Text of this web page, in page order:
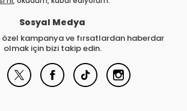
Sosyal Medya
özel kampanya ve fırsatlardan haberdar
olmak için bizi takip edin.